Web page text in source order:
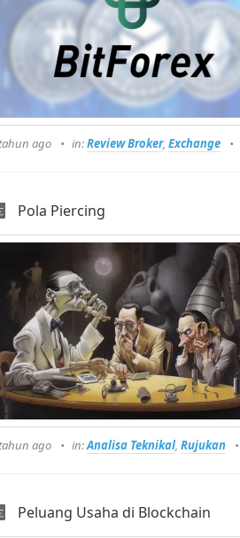
ago in:Review Broker, Exchange
Pola Piercing
ago in:Analisa Teknikal, Rujukan
Peluang Usaha di Blockchain